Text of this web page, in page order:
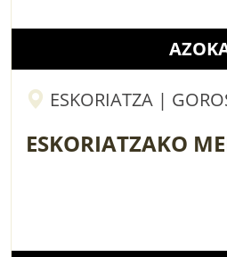
ESKORIATZA |
ESKORIATZAKO